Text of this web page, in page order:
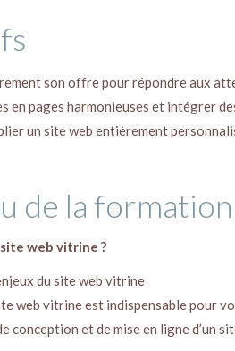
son offre pour répondre aux
en pages harmonieuses et intégrer
un site web entièrement
de la formation
site web vitrine ?
du site web vitrine
web vitrine est indispensable pour
conception et de mise en ligne d’un